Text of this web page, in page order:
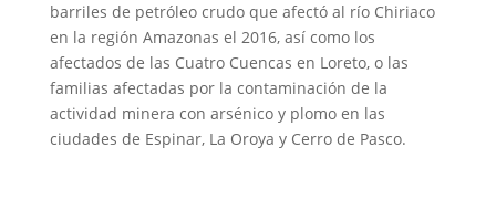
barriles de petróleo crudo que afectó al río Chiriaco
en la región Amazonas el 2016, así como los
afectados de las Cuatro Cuencas en Loreto, o las
familias afectadas por la contaminación de la
actividad minera con arsénico y plomo en las
ciudades de Espinar, La Oroya y Cerro de Pasco.